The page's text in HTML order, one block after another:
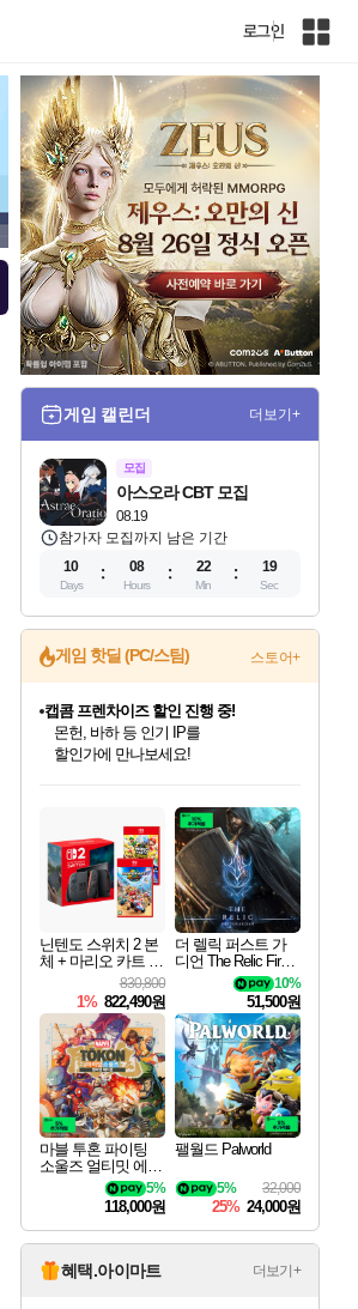
로그인
인
체
사
게임 캘린더 더보기+
모집
08.19
아스오라 CBT 모집
참가자 모집까지 남은 기간
10
Days
08
Hours
22
Min
18
Sec
게임 핫딜 (PC/스팀) 스토어+
최대 90% 할인가를 만나보세요!
네이버혜택과 함께 만나보세요!
50%할인&추가 적립까지!
네이버 포인트 혜택까지!
이니&베니 혜택까지!
네이버 혜택가와 함께 예약하세요!
할인&네이버혜택으로 만나보세요!
네이버페이 혜택과 만나보세요!
40주년 프로모션으로 만나보세요!
캡콤 프렌차이즈 할인 진행 중!
몬헌, 바하 등 인기 IP를
할인가에 만나보세요!
일부 에디션 상시 할인!
혜택으로 예약 판매 중
편안하게 충전하세요
닌텐도 스위치 2 본
체 + 마리오 카트 월
드 + 슈퍼 마리오 파
티 잼버리 닌텐도
스위치 2 에디션 +
잼버리 TV 번들
830,800
1% 822,490원
더 렐릭 퍼스트 가
디언 The Relic First
10%
51,500원
마블 투혼 파이팅
소울즈 얼티밋 에디
션 MARVEL Tokon
Fighting Souls Ultima
5%
118,000원
팰월드 Palworld
32,000
5%
25% 24,000원
혜택.아이마트 더보기+